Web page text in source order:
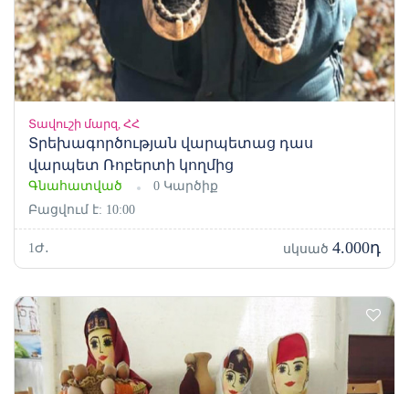
Տավուշի մարզ, ՀՀ
Տրեխագործության վարպետաց դաս
վարպետ Ռոբերտի կողմից
Գնահատված
0 Կարծիք
Բացվում է: 10:00
1Ժ․ սկսած 4.000դ